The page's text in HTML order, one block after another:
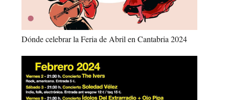
Dónde celebrar la Feria de Abril en Cantabria 2024